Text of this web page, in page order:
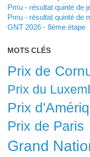
Pmu - résultat quinté de
Pmu - résultat quinté de mercredi 05 août 2026 à Saint-Malo -
GNT 2026 - 8ème étape
MOTS CLÉS
Prix de
Prix du
Prix
Prix de Paris
Grand